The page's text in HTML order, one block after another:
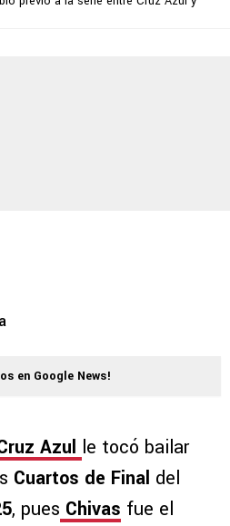
en Google News!
Azul le tocó bailar
Cuartos de Final del
, pues Chivas fue el